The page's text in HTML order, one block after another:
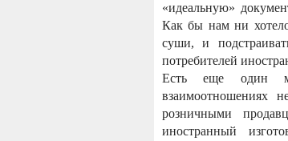
«идеальную»
Как бы нам ни
суши, и
потребителей
Есть еще один
взаимоотношениях
розничными
иностранный